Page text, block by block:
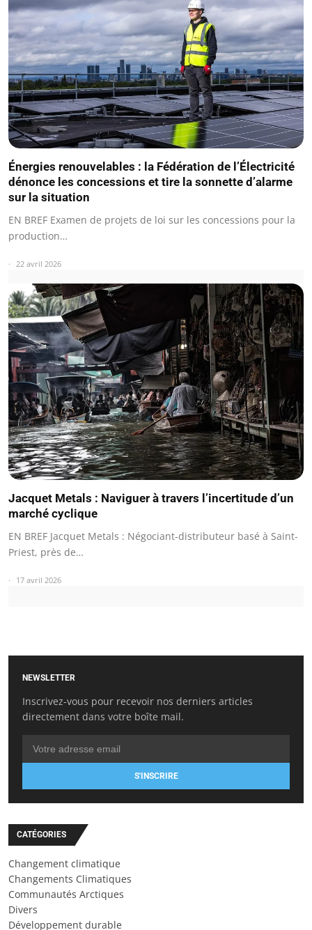
Énergies renouvelables : la Fédération de l’Électricité
dénonce les concessions et tire la sonnette d’alarme
sur la situation
EN BREF Examen de projets de loi sur les concessions pour la
production…
22 avril 2026
Jacquet Metals : Naviguer à travers l’incertitude d’un
marché cyclique
EN BREF Jacquet Metals : Négociant-distributeur basé à Saint-
Priest, près de…
17 avril 2026
NEWSLETTER
Inscrivez-vous pour recevoir nos derniers articles
directement dans votre boîte mail.
S'INSCRIRE
CATÉGORIES
Changement climatique
Changements Climatiques
Communautés Arctiques
Divers
Développement durable